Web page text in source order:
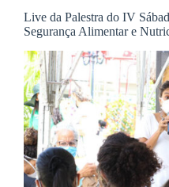
Live da Palestra do IV
Segurança Alimentar e